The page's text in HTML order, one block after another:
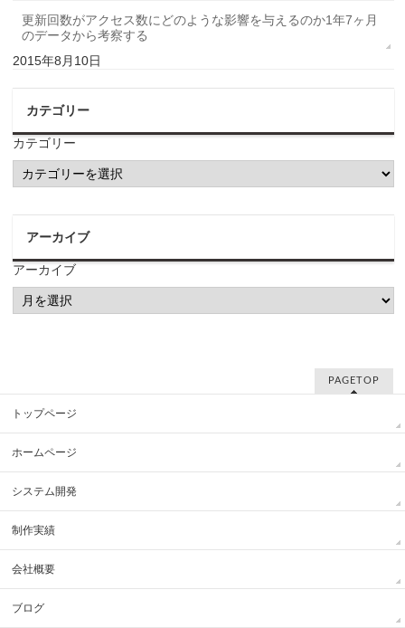
更新回数がアクセス数にどのような影響を与えるのか1年7ヶ月
のデータから考察する
2015年8月10日
カテゴリー
カテゴリー
アーカイブ
アーカイブ
PAGETOP
トップページ
ホームページ
システム開発
制作実績
会社概要
ブログ